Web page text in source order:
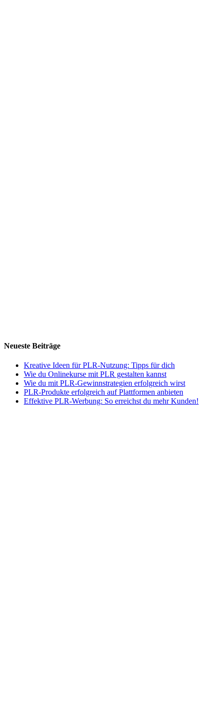
Neueste Beiträge
Kreative Ideen für PLR-Nutzung: Tipps für dich
Wie du Onlinekurse mit PLR gestalten kannst
Wie du mit PLR-Gewinnstrategien erfolgreich wirst
PLR-Produkte erfolgreich auf Plattformen anbieten
Effektive PLR-Werbung: So erreichst du mehr Kunden!